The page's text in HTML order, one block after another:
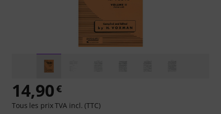
14,90€
Tous les prix TVA incl. (TTC)